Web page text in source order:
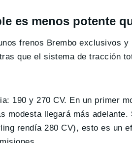
es menos potente
frenos Brembo exclusivos y
que el sistema de tracción
190 y 270 CV. En un primer
modesta llegará más adelante.
rendía 280 CV), esto es un